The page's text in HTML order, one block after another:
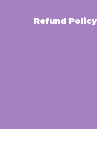
Refund Policy